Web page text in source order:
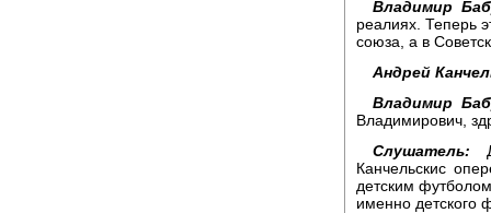
Владимир
реалиях. Теперь
союза, а в
Андрей
Владимир
Владимирович,
Слушатель:
Канчельскис
детским
именно детского